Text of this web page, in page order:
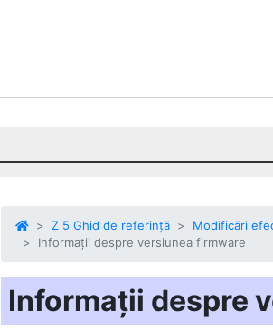
Z 5 Ghid de referință
Modificări
Informații despre versiunea firmware
Informații despre